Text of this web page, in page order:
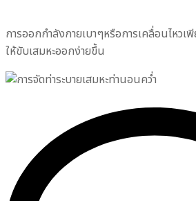
การออกกำลังกายเบาๆหรือการเคลื่อนไหวเ
ให้ขับเสมหะออกง่ายขึ้น